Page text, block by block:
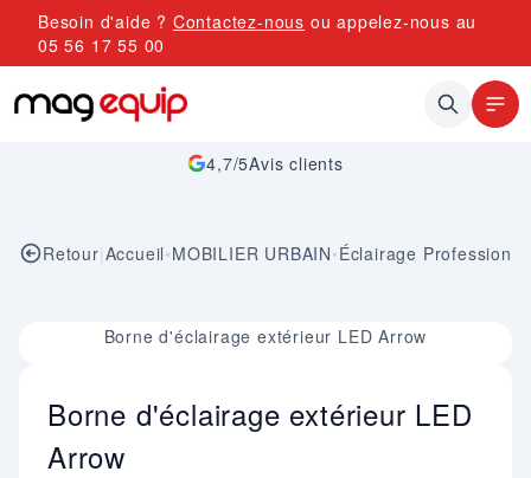
Allez au contenu
Besoin d'aide ? Contactez-nous ou appelez-nous au
05 56 17 55 00
4,7/5Avis clients
Retour|Accueil•MOBILIER URBAIN•Éclairage
Image 1 sur 1Borne d'éclairage extérieur LED Arrow
Borne d'éclairage extérieur LED
Arrow